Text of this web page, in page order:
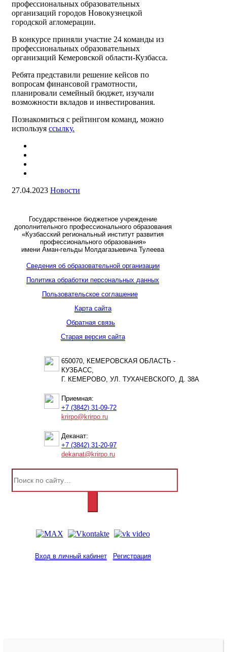
профессиональных образовательных
организаций городов Новокузнецкой
городской агломерации.
В конкурсе приняли участие 24 команды из
профессиональных образовательных
организаций Кемеровской области-Кузбасса.
Ребята представили решение кейсов по
вопросам финансовой грамотности,
планировали семейный бюджет, изучали
возможности вкладов и инвестирования.
Познакомиться с рейтингом команд, можно
используя ссылку.
27.04.2023 Новости
Государственное бюджетное учреждение
дополнительного профессионального образования
«Кузбасский региональный институт развития
профессионального образования»
имени Аман-гельды Молдагазыевича Тулеева
Сведения об образовательной организации
Политика обработки персональных данных
Пользовательское соглашение
Карта сайта
Обратная связь
Старая версия сайта
650070, КЕМЕРОВСКАЯ ОБЛАСТЬ -
КУЗБАСС,
Г. КЕМЕРОВО, УЛ. ТУХАЧЕВСКОГО, Д. 38А
Приемная:
+7 (3842) 31-09-72
krirpo@krirpo.ru
Деканат:
+7 (3842) 31-20-97
dekanat@krirpo.ru
Вход в личный кабинет Регистрация